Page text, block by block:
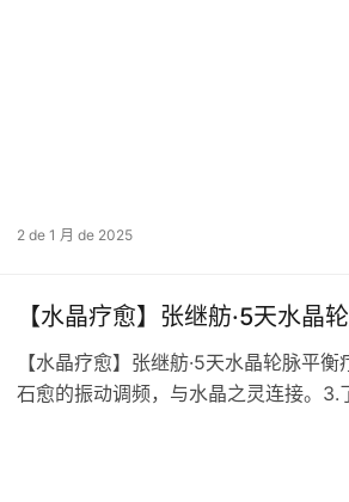
2 de 1 月 de 2025
【水晶疗愈】张继舫·5天水晶
【水晶疗愈】张继舫·5天水晶轮脉‬平
石愈‬的振动调频，与水晶之灵连接。